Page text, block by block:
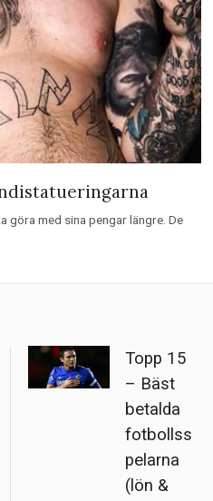
göra med sina pengar längre. De
Topp 15
– Bäst
betalda
fotbollss
pelarna
(lön &